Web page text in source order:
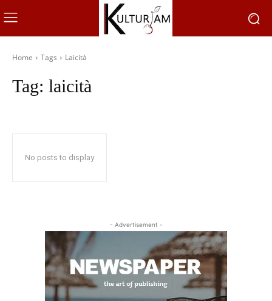
Home Tags Laicità
Tag: laicità
No posts to display
- Advertisement -